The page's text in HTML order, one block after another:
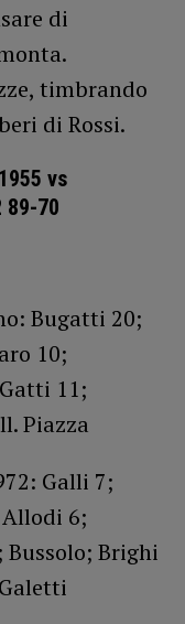
di
timbrando
di Rossi.
vs
89-70
Bugatti 20;
10;
11;
Piazza
Galli 7;
6;
Bussolo; Brighi